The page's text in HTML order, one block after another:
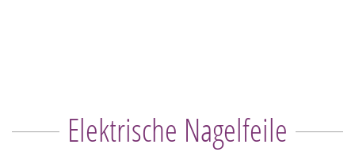
Elektrische Nagelfeile